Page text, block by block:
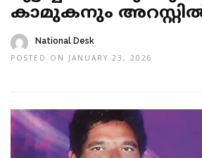
കാമുകനും
National Desk
POSTED ON JANUARY 23, 2026